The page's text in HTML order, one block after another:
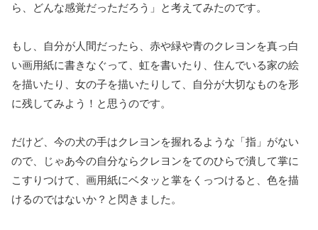
ら、どんな感覚だっただろう」と考えてみたのです。
もし、自分が人間だったら、赤や緑や青のクレヨンを真っ白
い画用紙に書きなぐって、虹を書いたり、住んでいる家の絵
を描いたり、女の子を描いたりして、自分が大切なものを形
に残してみよう！と思うのです。
だけど、今の犬の手はクレヨンを握れるような「指」がない
ので、じゃあ今の自分ならクレヨンをてのひらで潰して掌に
こすりつけて、画用紙にベタッと掌をくっつけると、色を描
けるのではないか？と閃きました。